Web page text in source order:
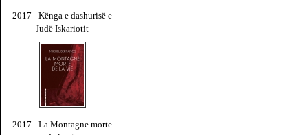
2017 - Kënga e dashurisë e
Judë Iskariotit
2017 - La Montagne morte